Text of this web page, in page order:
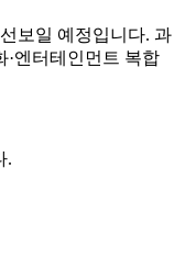
보일 예정입니다. 과
엔터테인먼트 복합
.